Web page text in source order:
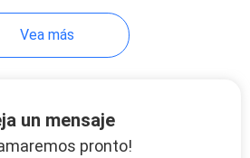
de aluminio
bebidas
Vea más
un mensaje
pronto!